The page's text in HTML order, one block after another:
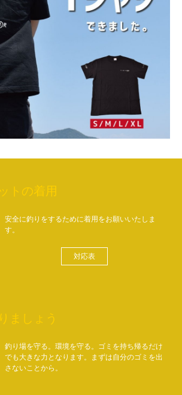
トの着用
安全に釣りをするために着用をお願いいたしま
す。
対応表
ましょう
釣り場を守る。環境を守る。ゴミを持ち帰るだけ
でも大きな力となります。まずは自分のゴミを出
さないことから。